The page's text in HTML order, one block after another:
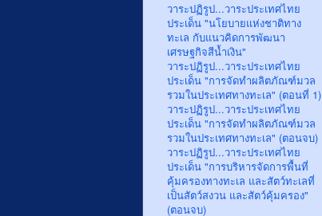
วาระปฏิรูป...วาระประเทศไทย
ประเด็น "นโยบายแห่งชาติทาง
ทะเล กับแนวคิดการพัฒนา
เศรษฐกิจสีน้ำเงิน"
วาระปฏิรูป...วาระประเทศไทย
ประเด็น "การจัดทำผลิตภัณฑ์มวล
รวมในประเทศทางทะเล" (ตอนที่ 1)
วาระปฏิรูป...วาระประเทศไทย
ประเด็น "การจัดทำผลิตภัณฑ์มวล
รวมในประเทศทางทะเล" (ตอนจบ)
วาระปฏิรูป...วาระประเทศไทย
ประเด็น "การบริหารจัดการพื้นที่
คุ้มครองทางทะเล และสัตว์ทะเลที่
เป็นสัตว์สงวน และสัตว์คุ้มครอง"
(ตอนจบ)